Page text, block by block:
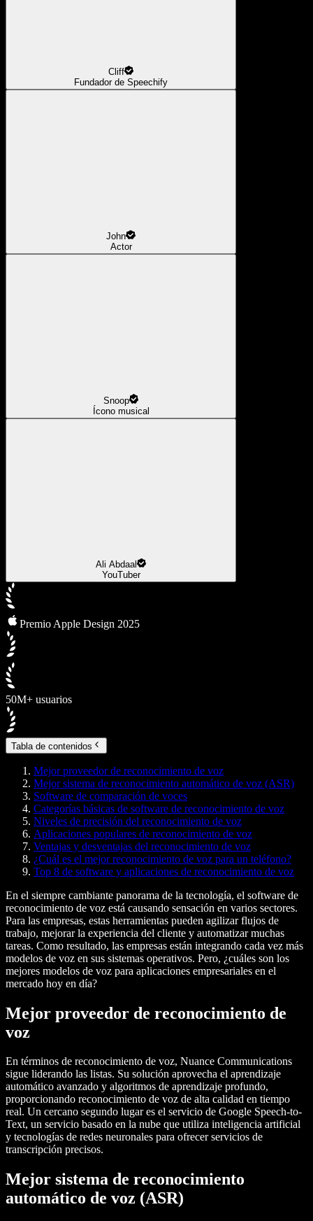
Cliff
Fundador de Speechify
John
Actor
Snoop
Ícono musical
Ali Abdaal
YouTuber
Premio Apple Design 2025
50M+ usuarios
Tabla de contenidos
Mejor proveedor de reconocimiento de voz
Mejor sistema de reconocimiento automático de voz (ASR)
Software de comparación de voces
Categorías básicas de software de reconocimiento de voz
Niveles de precisión del reconocimiento de voz
Aplicaciones populares de reconocimiento de voz
Ventajas y desventajas del reconocimiento de voz
¿Cuál es el mejor reconocimiento de voz para un teléfono?
Top 8 de software y aplicaciones de reconocimiento de voz
En el siempre cambiante panorama de la tecnología, el software de
reconocimiento de voz está causando sensación en varios sectores.
Para las empresas, estas herramientas pueden agilizar flujos de
trabajo, mejorar la experiencia del cliente y automatizar muchas
tareas. Como resultado, las empresas están integrando cada vez más
modelos de voz en sus sistemas operativos. Pero, ¿cuáles son los
mejores modelos de voz para aplicaciones empresariales en el
mercado hoy en día?
Mejor proveedor de reconocimiento de
voz
En términos de reconocimiento de voz, Nuance Communications
sigue liderando las listas. Su solución aprovecha el aprendizaje
automático avanzado y algoritmos de aprendizaje profundo,
proporcionando reconocimiento de voz de alta calidad en tiempo
real. Un cercano segundo lugar es el servicio de Google Speech-to-
Text, un servicio basado en la nube que utiliza inteligencia artificial
y tecnologías de redes neuronales para ofrecer servicios de
transcripción precisos.
Mejor sistema de reconocimiento
automático de voz (ASR)